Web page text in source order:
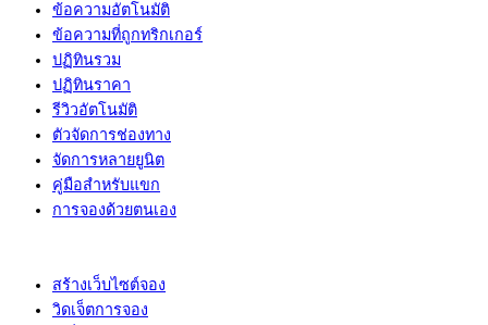
ข้อความอัตโนมัติ
ข้อความที่ถูกทริกเกอร์
ปฏิทินรวม
ปฏิทินราคา
รีวิวอัตโนมัติ
ตัวจัดการช่องทาง
จัดการหลายยูนิต
คู่มือสำหรับแขก
การจองด้วยตนเอง
สร้างเว็บไซต์จอง
วิดเจ็ตการจอง